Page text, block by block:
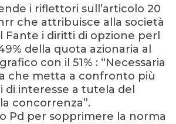
i riflettori sull’articolo 20
che attribuisce alla società
Fante i diritti di opzione perl
della quota azionaria al
con il 51% : “Necessaria
che metta a confronto più
di interesse a tutela del
concorrenza”.
Pd per sopprimere la norma